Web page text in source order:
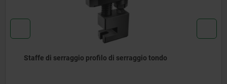
Staffa mobile